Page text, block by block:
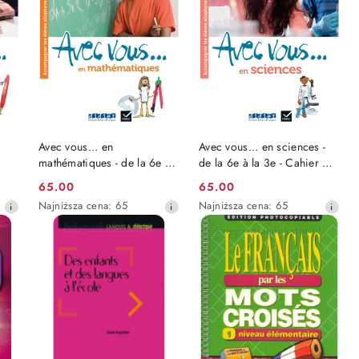
obniżką
obniżką
Avec vous... en
mathématiques - de la 6e à
didierfle.app
Cena
promocyjna:
65.00
Najniższa
cena
obniżką
Najniższa cena: 65
Avec vous... en sciences -
de la 6e à la 3e - Cahier +
Cena
promocyjna:
65.00
Najniższa
cena
z
30
dni
przed
obniżką
Najniższa cena: 65
DO KOSZYKA